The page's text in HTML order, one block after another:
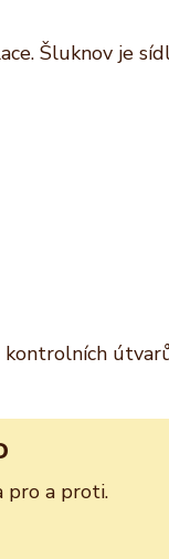
Šluknov je
pro a proti.